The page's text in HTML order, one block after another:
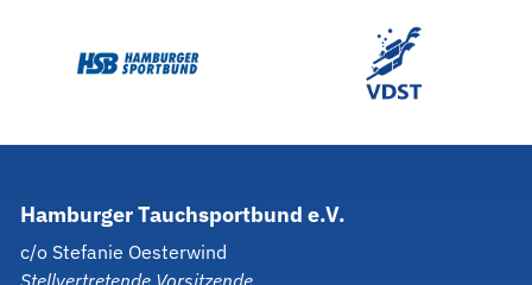
HamburgerTauchsportbund e.V.
c/o Stefanie Oesterwind